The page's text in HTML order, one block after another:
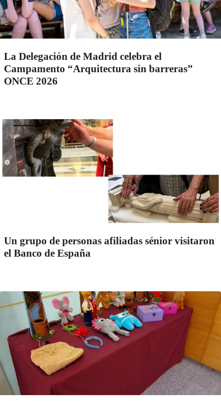
La Delegación de Madrid celebra el
Campamento “Arquitectura sin barreras”
ONCE 2026
Un grupo de personas afiliadas sénior visitaron
el Banco de España